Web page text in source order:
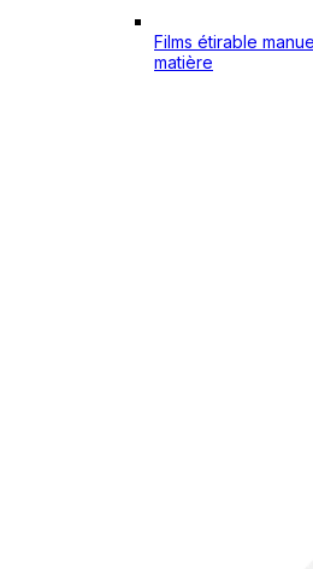
Films étirable
matière